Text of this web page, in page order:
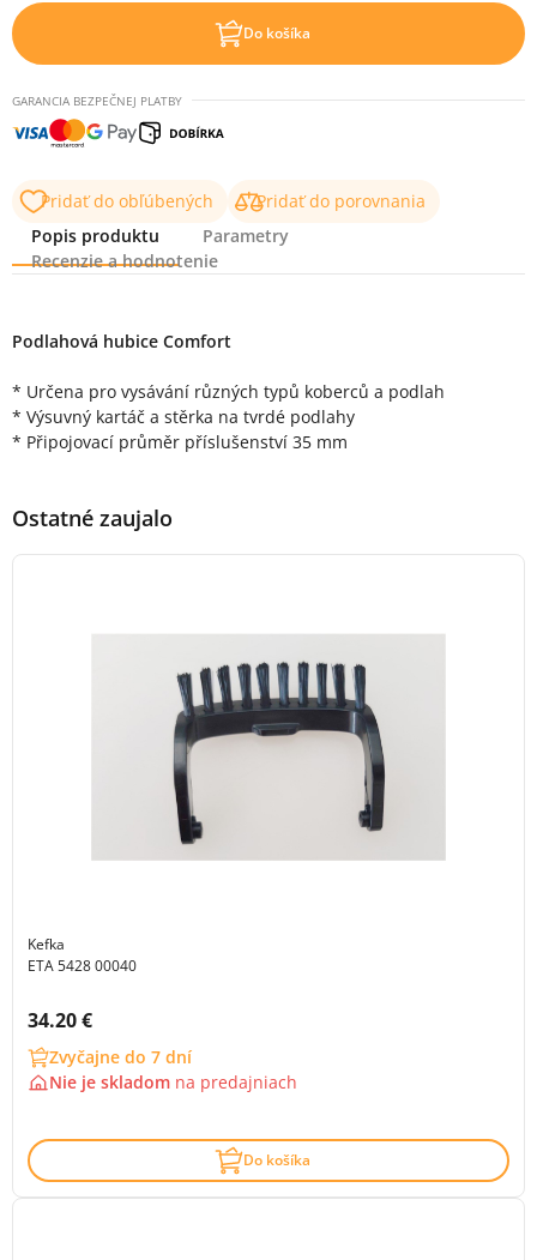
Do košíka
GARANCIA BEZPEČNEJ PLATBY
Pridať do obľúbených
Pridať do porovnania
Popis produktu
Parametry
Recenzie a hodnotenie
Podlahová hubice Comfort
* Určena pro vysávání různých typů koberců a podlah
* Výsuvný kartáč a stěrka na tvrdé podlahy
* Připojovací průměr příslušenství 35 mm
Ostatné zaujalo
Kefka
ETA 5428 00040
Cena s DPH:
34.20 €
Zvyčajne do 7 dní
Nie je skladom na predajniach
Do košíka